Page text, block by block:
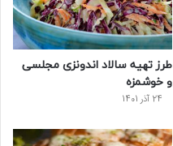
س
ت
طرز تهیه سالاد اندونزی مجلسی
و خوشمزه
24 آذر 1401